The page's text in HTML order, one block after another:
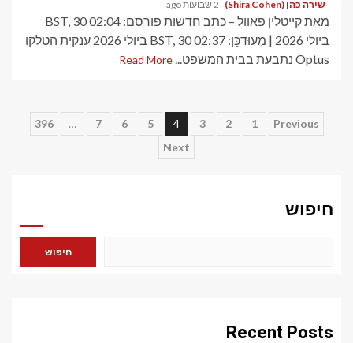
שירה כהן (Shira Cohen) 2 שבועות ago
מאת קייטלין פאוול – כתב חדשות פורסם: 02:04 BST, 30
ביולי 2026 | מְעוּדכָּן: 02:37 BST, 30 ביולי 2026 ענקית הטלקו
Optus נתבעת בבית המשפט...
Read More
Posts
Previous
1
2
3
4
5
6
7
…
396
Next
חיפוש
חיפוש
Recent Posts